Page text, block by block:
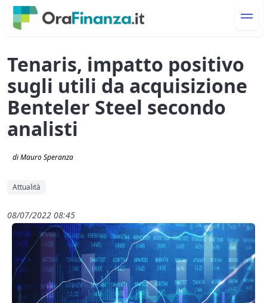
Tenaris, impatto positivo
sugli utili da acquisizione
Benteler Steel secondo
analisti
di Mauro Speranza
Attualità
08/07/2022 08:45